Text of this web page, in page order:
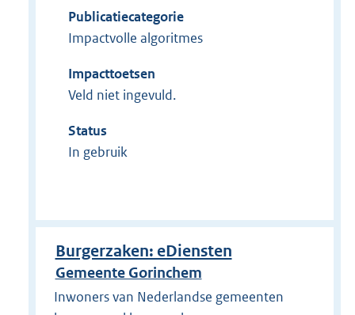
Publicatiecategorie
Impactvolle algoritmes
Impacttoetsen
Veld niet ingevuld.
Status
In gebruik
Burgerzaken: eDiensten
Gemeente Gorinchem
Inwoners van Nederlandse gemeenten